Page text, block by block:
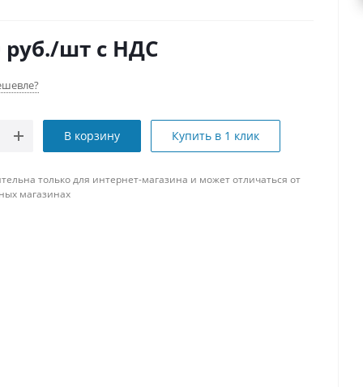
руб./шт с НДС
В корзину Купить в 1 клик
только для интернет-магазина и может отличаться от
магазинах